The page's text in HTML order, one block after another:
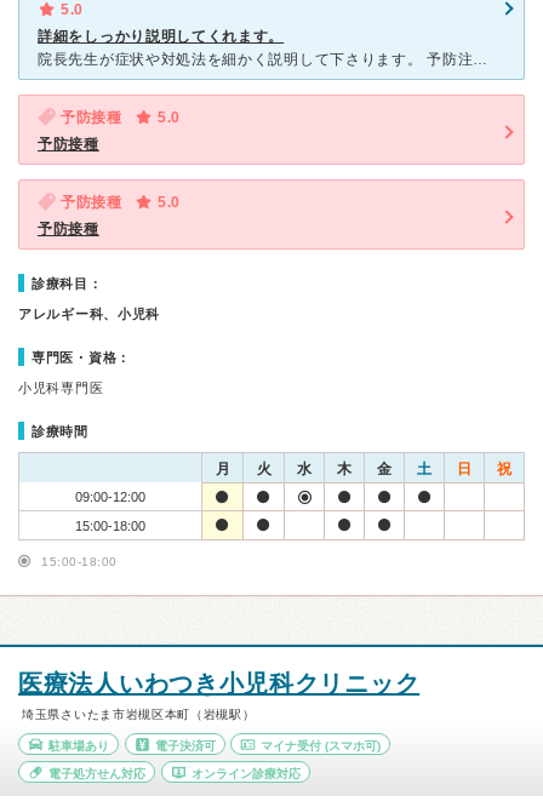
5.0
詳細をしっかり説明してくれます。
院長先生が症状や対処法を細かく説明して下さります。 予防注射の際も副作用や今後の接種時期も細かく教えて下さり初の子育てをしている私にとって本当に頼りになる病院です。 朝7時からweb、自動電話
予防接種
5.0
予防接種
予防接種
5.0
予防接種
診療科目：
アレルギー科、小児科
専門医・資格：
小児科専門医
診療時間
月 火 水 木 金 土 日 祝
09:00-12:00
15:00-18:00
15:00-18:00
医療法人いわつき小児科クリニック
埼玉県さいたま市岩槻区本町（岩槻駅）
駐車場あり 電子決済可 マイナ受付 (スマホ可)
電子処方せん対応 オンライン診療対応